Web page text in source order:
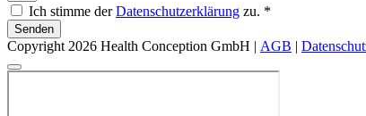
Ich stimme derDatenschutzerklärung zu. *
Senden
Copyright 2026 Health Conception GmbH | AGB